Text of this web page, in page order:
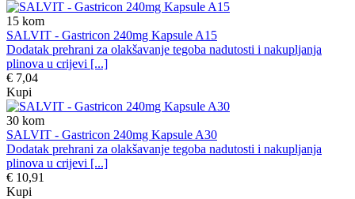
15 kom
SALVIT - Gastricon 240mg Kapsule A15
Dodatak prehrani za olakšavanje tegoba nadutosti i nakupljanja
plinova u crijevi [...]
€ 7,04
Kupi
30 kom
SALVIT - Gastricon 240mg Kapsule A30
Dodatak prehrani za olakšavanje tegoba nadutosti i nakupljanja
plinova u crijevi [...]
€ 10,91
Kupi